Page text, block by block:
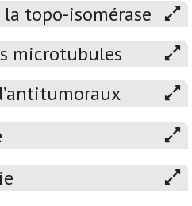
topo-isomérase
microtubules